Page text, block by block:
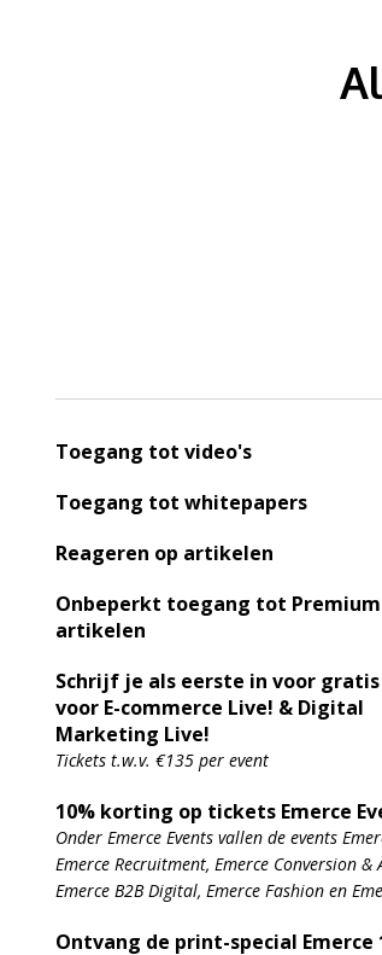
Toegang tot video's
Toegang tot whitepapers
Reageren op artikelen
Onbeperkt toegang tot Premium
artikelen
Schrijf je als eerste in voor
voor E-commerce Live! & Digital
Marketing Live!
Tickets t.w.v. €135 per event
10% korting op tickets Emerce
Onder Emerce Events vallen de events
Emerce Recruitment, Emerce Conversion &
Emerce B2B Digital, Emerce Fashion en
Ontvang de print-special Emerce